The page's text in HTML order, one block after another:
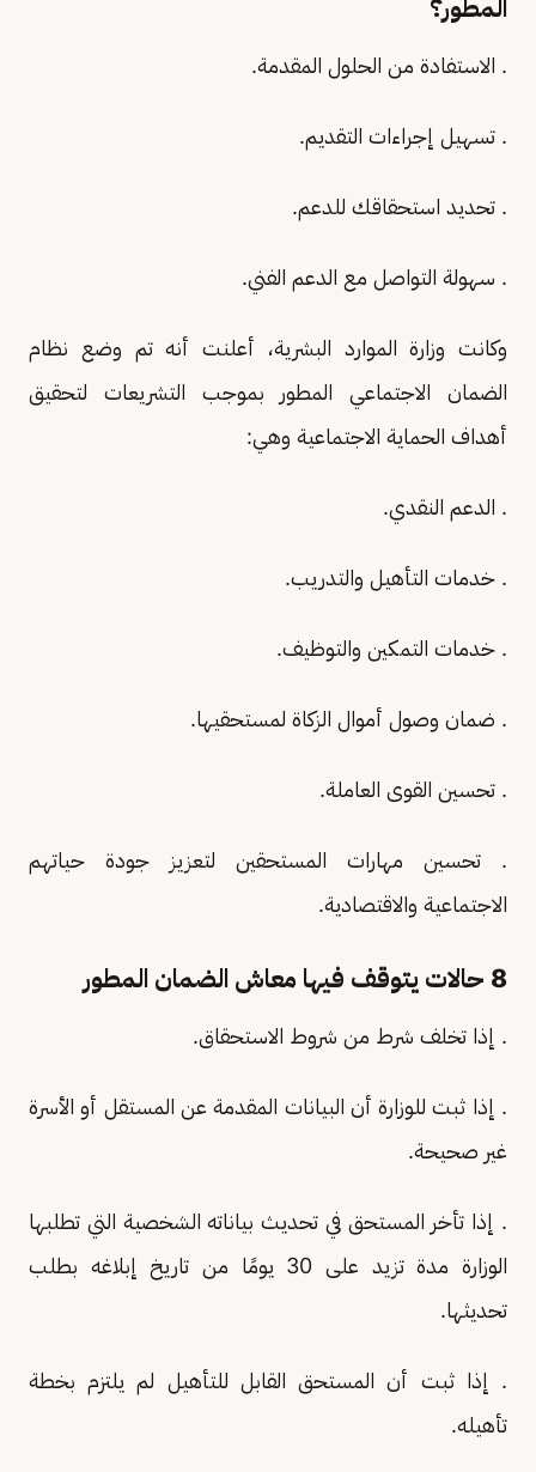
المطور؟
. الاستفادة من الحلول المقدمة.
. تسهيل إجراءات التقديم.
. تحديد استحقاقك للدعم.
. سهولة التواصل مع الدعم الفني.
وكانت وزارة الموارد البشرية، أعلنت أنه تم وضع نظام
الضمان الاجتماعي المطور بموجب التشريعات لتحقيق
أهداف الحماية الاجتماعية وهي:
. الدعم النقدي.
. خدمات التأهيل والتدريب.
. خدمات التمكين والتوظيف.
. ضمان وصول أموال الزكاة لمستحقيها.
. تحسين القوى العاملة.
. تحسين مهارات المستحقين لتعزيز جودة حياتهم
الاجتماعية والاقتصادية.
8 حالات يتوقف فيها معاش الضمان المطور
. إذا تخلف شرط من شروط الاستحقاق.
. إذا ثبت للوزارة أن البيانات المقدمة عن المستقل أو الأسرة
غير صحيحة.
. إذا تأخر المستحق في تحديث بياناته الشخصية التي تطلبها
الوزارة مدة تزيد على 30 يومًا من تاريخ إبلاغه بطلب
تحديثها.
. إذا ثبت أن المستحق القابل للتأهيل لم يلتزم بخطة
تأهيله.